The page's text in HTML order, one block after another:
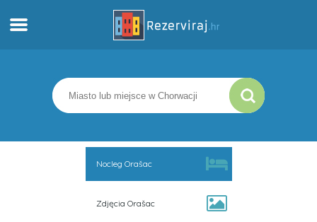
Apartamenty
Informacja turystyczna
Nocleg Orašac
Zdjęcia Orašac